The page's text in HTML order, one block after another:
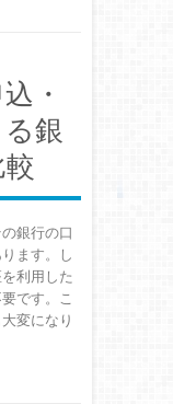
・
銀
銀行の口
ます。し
利用した
です。こ
変になり